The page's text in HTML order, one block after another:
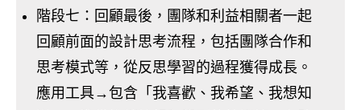
階段七：回顧最後，團隊和利益相關者一起
回顧前面的設計思考流程，包括團隊合作和
思考模式等，從反思學習的過程獲得成長。
應用工具→包含「我喜歡、我希望、我想知